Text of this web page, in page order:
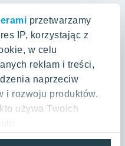
przetwarzamy
IP, korzystając z
w celu
reklam i treści,
naprzeciw
i rozwoju produktów.
używa Twoich